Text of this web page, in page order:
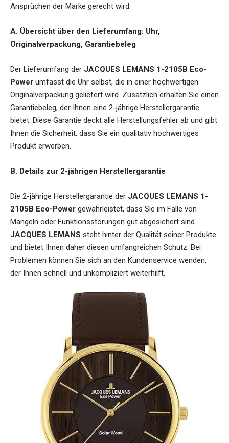
Ansprüchen der Marke gerecht wird.
A. Übersicht über den Lieferumfang: Uhr,
Originalverpackung, Garantiebeleg
Der Lieferumfang der JACQUES LEMANS 1-2105B Eco-
Power umfasst die Uhr selbst, die in einer hochwertigen
Originalverpackung geliefert wird. Zusätzlich erhalten Sie einen
Garantiebeleg, der Ihnen eine 2-jährige Herstellergarantie
bietet. Diese Garantie deckt alle Herstellungsfehler ab und gibt
Ihnen die Sicherheit, dass Sie ein qualitativ hochwertiges
Produkt erwerben.
B. Details zur 2-jährigen Herstellergarantie
Die 2-jährige Herstellergarantie der JACQUES LEMANS 1-
2105B Eco-Power gewährleistet, dass Sie im Falle von
Mängeln oder Funktionsstörungen gut abgesichert sind.
JACQUES LEMANS steht hinter der Qualität seiner Produkte
und bietet Ihnen daher diesen umfangreichen Schutz. Bei
Problemen können Sie sich an den Kundenservice wenden,
der Ihnen schnell und unkompliziert weiterhilft.